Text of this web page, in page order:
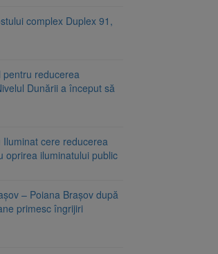
complex Duplex 91,
pentru reducerea
Dunării a început să
cere reducerea
oprirea iluminatului public
– Poiana Brașov după
primesc îngrijiri